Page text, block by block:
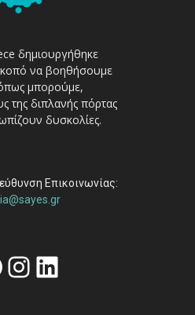
δημιουργήθηκε
να βοηθήσουμε
μπορούμε,
της διπλανής πόρτας
δυσκολίες.
Επικοινωνίας:
Instagram
Linkedin